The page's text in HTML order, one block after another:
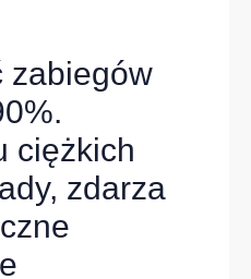
zabiegów
ciężkich
zdarza